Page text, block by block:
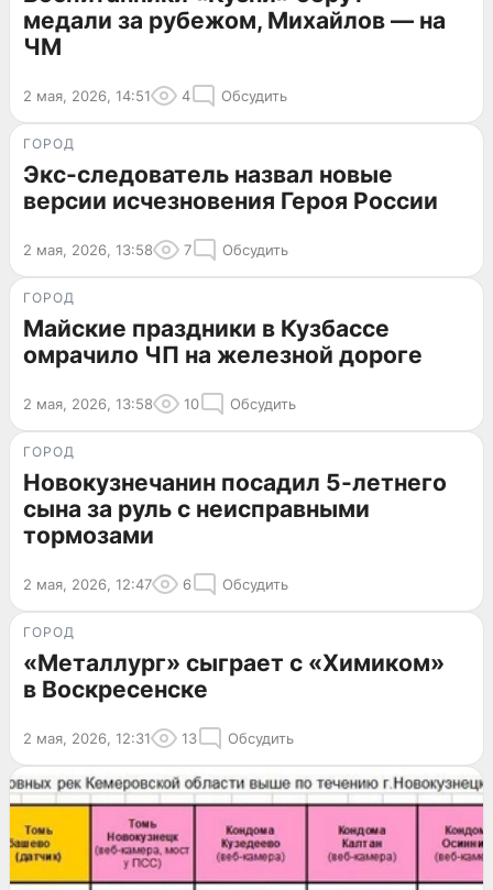
медали за рубежом, Михайлов — на
ЧМ
2 мая, 2026, 14:51 4 Обсудить
ГОРОД
Экс-следователь назвал новые
версии исчезновения Героя России
2 мая, 2026, 13:58 7 Обсудить
ГОРОД
Майские праздники в Кузбассе
омрачило ЧП на железной дороге
2 мая, 2026, 13:58 10 Обсудить
ГОРОД
Новокузнечанин посадил 5-летнего
сына за руль с неисправными
тормозами
2 мая, 2026, 12:47 6 Обсудить
ГОРОД
«Металлург» сыграет с «Химиком»
в Воскресенске
2 мая, 2026, 12:31 13 Обсудить